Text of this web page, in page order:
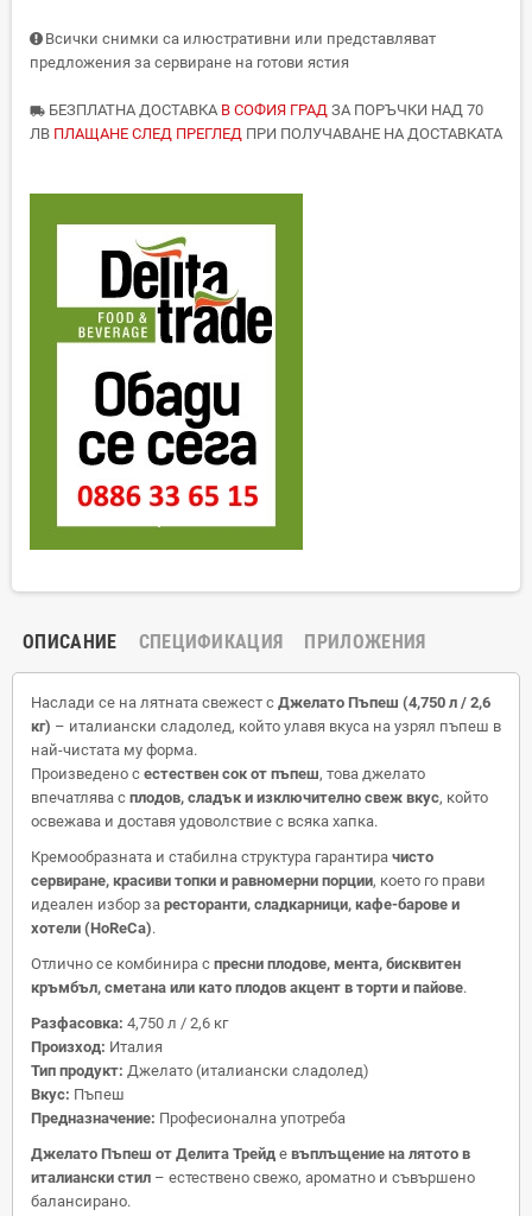
Всички снимки са илюстративни или представляват
предложения за сервиране на готови ястия
local_shipping БЕЗПЛАТНА ДОСТАВКА В СОФИЯ ГРАД ЗА ПОРЪЧКИ НАД 70
ЛВ ПЛАЩАНЕ СЛЕД ПРЕГЛЕД ПРИ ПОЛУЧАВАНЕ НА ДОСТАВКАТА
ОПИСАНИЕ СПЕЦИФИКАЦИЯ ПРИЛОЖЕНИЯ
Наслади се на лятната свежест с Джелато Пъпеш (4,750 л / 2,6
кг) – италиански сладолед, който улавя вкуса на узрял пъпеш в
най-чистата му форма.
Произведено с естествен сок от пъпеш, това джелато
впечатлява с плодов, сладък и изключително свеж вкус, който
освежава и доставя удоволствие с всяка хапка.
Кремообразната и стабилна структура гарантира чисто
сервиране, красиви топки и равномерни порции, което го прави
идеален избор за ресторанти, сладкарници, кафе-барове и
хотели (HoReCa).
Отлично се комбинира с пресни плодове, мента, бисквитен
кръмбъл, сметана или като плодов акцент в торти и пайове.
Разфасовка: 4,750 л / 2,6 кг
Произход: Италия
Тип продукт: Джелато (италиански сладолед)
Вкус: Пъпеш
Предназначение: Професионална употреба
Джелато Пъпеш от Делита Трейд е въплъщение на лятото в
италиански стил – естествено свежо, ароматно и съвършено
балансирано.